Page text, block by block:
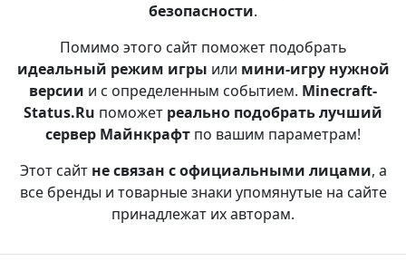
безопасности.
Помимо этого сайт поможет подобрать
идеальный режим игры или мини-игру нужной
версии и с определенным событием. Minecraft-
Status.Ru поможет реально подобрать лучший
сервер Майнкрафт по вашим параметрам!
Этот сайт не связан с официальными лицами, а
все бренды и товарные знаки упомянутые на сайте
принадлежат их авторам.